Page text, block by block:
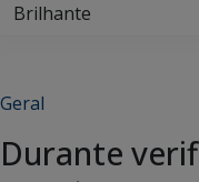
Brilhante
Geral
Durante